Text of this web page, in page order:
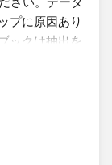
するよりも在
備したほうが